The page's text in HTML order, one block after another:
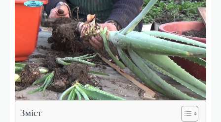
Зміст